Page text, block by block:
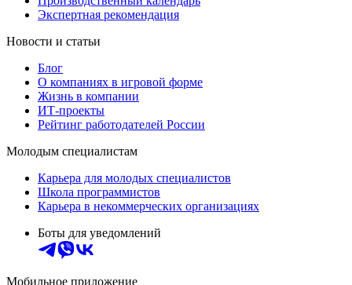
Экспертная рекомендация
Новости и статьи
Блог
О компаниях в игровой форме
Жизнь в компании
ИТ-проекты
Рейтинг работодателей России
Молодым специалистам
Карьера для молодых специалистов
Школа программистов
Карьера в некоммерческих организациях
Боты для уведомлений
Мобильное приложение